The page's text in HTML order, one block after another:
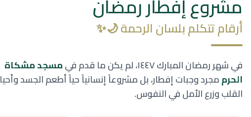
أرقام تتكلم بلسان الرحمة 🌙✨
في شهر رمضان المبارك ١٤٤٧، لم يكن ما قدم في
مسجد مشكاة
الحرممجرد وجبات إفطار، بل مشروعاً إنسانياً حياً أطعم الجسد وأحيا
القلب وزرع الأمل في النفوس.